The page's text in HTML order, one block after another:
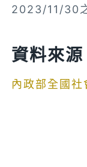
2023/11/30
資料來源
內政部全國